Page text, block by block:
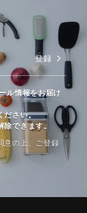
登録
ル情報をお届け
ださい。
できます。
意の上、ご登録